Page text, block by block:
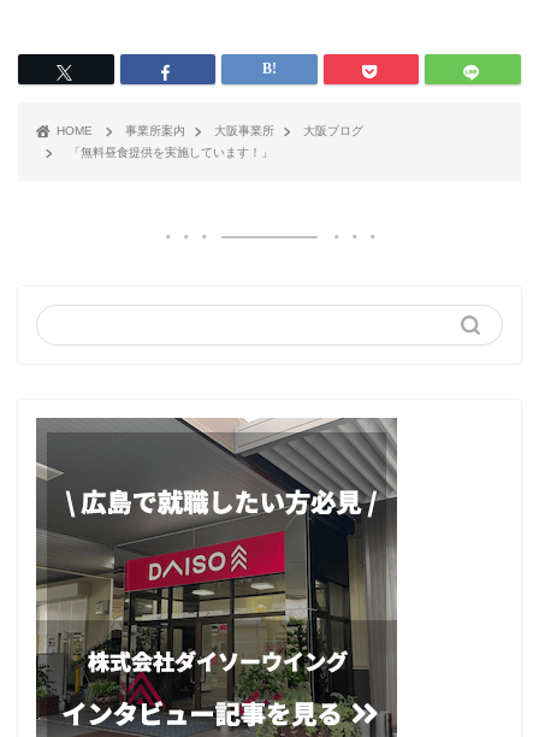
HOME 事業所案内 大阪事業所
大阪ブログ
「無料昼食提供を実施しています！」